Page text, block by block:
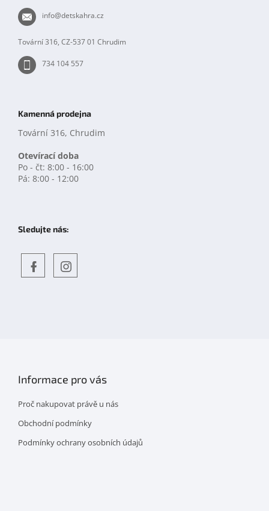
info@detskahra.cz
Tovární 316, CZ-537 01 Chrudim
734 104 557
Kamenná prodejna
Tovární 316, Chrudim
Otevírací doba
Po - čt: 8:00 - 16:00
Pá: 8:00 - 12:00
Sledujte nás:
Informace pro vás
Proč nakupovat právě u nás
Obchodní podmínky
Podmínky ochrany osobních údajů